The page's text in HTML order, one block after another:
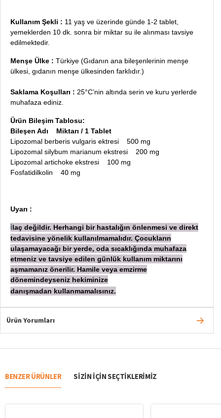
Kullanım Şekli : 11 yaş ve üzerinde günde 1-2 tablet,
yemeklerden 10 dk. sonra bir miktar su ile alınması tavsiye
edilmektedir.
Menşe Ülke : Türkiye (Gıdanın ana bileşenlerinin menşe
ülkesi, gıdanın menşe ülkesinden farklıdır.)
Saklama Koşulları : 25°C’nin altında serin ve kuru yerlerde
muhafaza ediniz.
Ürün Bileşim Tablosu:
Bileşen Adı Miktarı / 1 Tablet
Lipozomal berberis vulgaris ektresi 500 mg
Lipozomal silybum marianum ekstresi 200 mg
Lipozomal artichoke ekstresi 100 mg
Fosfatidilkolin 40 mg
Uyarı :
laç değildir. Herhangi bir hastalığın önlenmesi ve direkt
tedavisine yönelik kullanılmamalıdır. Çocukların
ulaşamayacağı bir yerde, oda sıcaklığında muhafaza
etmeniz ve tavsiye edilen günlük kullanım miktarını
aşmamanız önerilir. Hamile veya emzirme
dönemindeyseniz hekiminize
danışmadan kullanmamalısınız.
Ürün Yorumları
BENZER ÜRÜNLER SIZIN IÇIN SEÇTIKLERIMIZ